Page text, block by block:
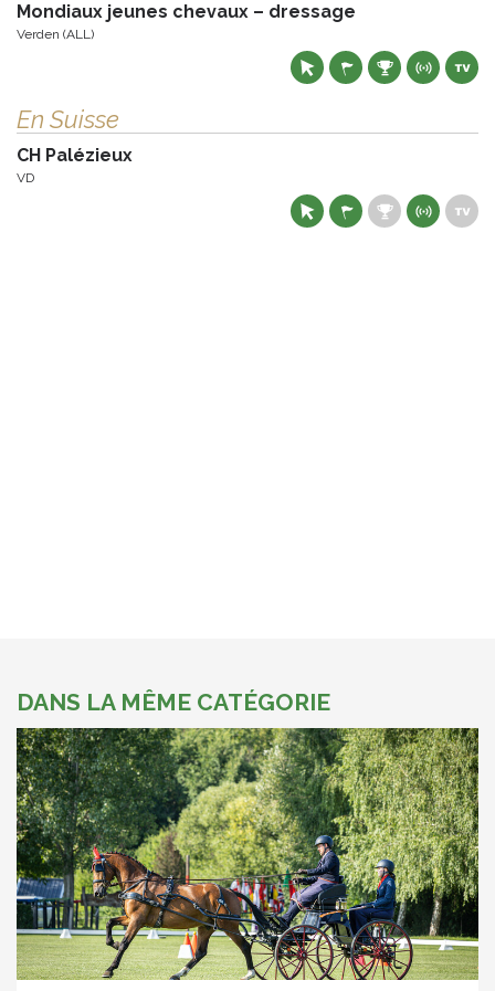
Mondiaux jeunes chevaux – dressage
Verden (ALL)
En Suisse
CH Palézieux
VD
DANS LA MÊME CATÉGORIE